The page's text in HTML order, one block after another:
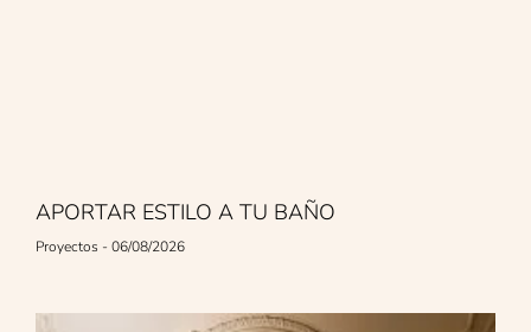
APORTAR ESTILO A TU BAÑO
Proyectos 06/08/2026